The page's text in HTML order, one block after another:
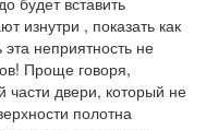
изнутри , показать как
неприятность не
Проще говоря,
части двери, который не
полотна